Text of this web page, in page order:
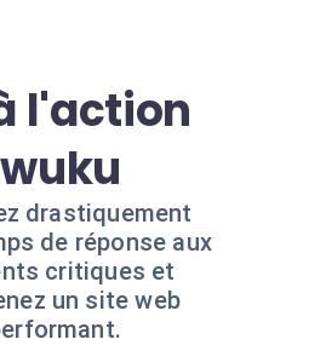
l'action
drastiquement
de réponse aux
critiques et
un site web